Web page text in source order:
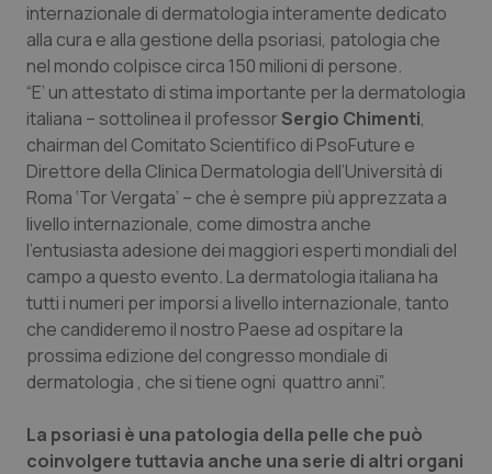
Abruzzo
Basilicata
Calabria
Campania
Emilia-Romagna
Friuli Venezia Giulia
Lazio
Liguria
QS Pro Gold
Artrite & artrosi
Asma & BPCO
Car-T
Colesterolo & coronaropatie
Dermatite Atopica
Diabete & glucometri
Disturbi dell’umore
QS Club Newsletter
internazionale di dermatologia interamente dedicato
alla cura e alla gestione della psoriasi, patologia che
nel mondo colpisce circa 150 milioni di persone.
“E’ un attestato di stima importante per la dermatologia
italiana – sottolinea il professor Sergio Chimenti,
chairman del Comitato Scientifico di PsoFuture e
Direttore della Clinica Dermatologia dell’Università di
Roma ‘Tor Vergata’ – che è sempre più apprezzata a
livello internazionale, come dimostra anche
l’entusiasta adesione dei maggiori esperti mondiali del
campo a questo evento. La dermatologia italiana ha
tutti i numeri per imporsi a livello internazionale, tanto
che candideremo il nostro Paese ad ospitare la
prossima edizione del congresso mondiale di
dermatologia , che si tiene ogni quattro anni”.
La psoriasi è una patologia della pelle che può
coinvolgere tuttavia anche una serie di altri organi